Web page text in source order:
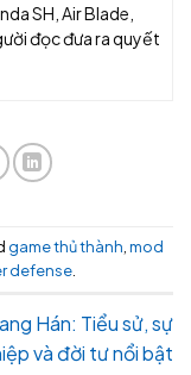
SH, Air Blade,
đọc đưa ra quyết
game thủ thành,mod
defense.
Hán: Tiểu sử, sự
và đời tư nổi bật